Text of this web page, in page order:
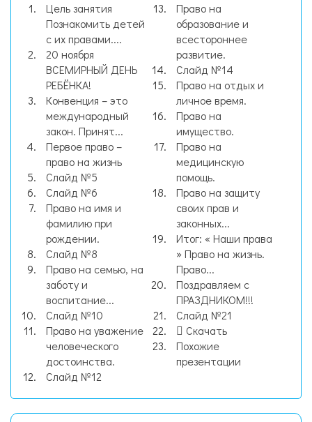
Цель занятия
Познакомить детей
с их правами....
20 ноября
ВСЕМИРНЫЙ ДЕНЬ
РЕБЁНКА!
Конвенция – это
международный
закон. Принят...
Первое право –
право на жизнь
Слайд №5
Слайд №6
Право на имя и
фамилию при
рождении.
Слайд №8
Право на семью, на
заботу и
воспитание...
Слайд №10
Право на уважение
человеческого
достоинства.
Слайд №12
Право на
образование и
всестороннее
развитие.
Слайд №14
Право на отдых и
личное время.
Право на
имущество.
Право на
медицинскую
помощь.
Право на защиту
своих прав и
законных...
Итог: « Наши права
» Право на жизнь.
Право...
Поздравляем с
ПРАЗДНИКОМ!!!
Слайд №21
Скачать
Похожие
презентации